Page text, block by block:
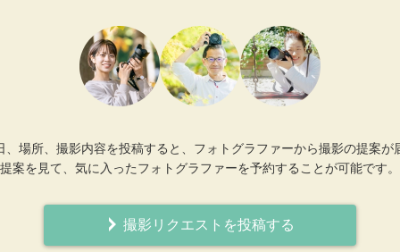
、場所、撮影内容を投稿すると、フォトグラファーから撮影の提案が
提案を見て、気に入ったフォトグラファーを予約することが可能です。
撮影リクエストを投稿する